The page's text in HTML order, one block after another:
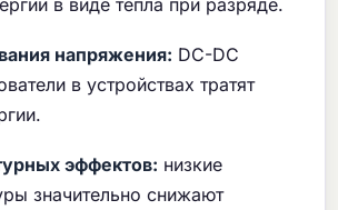
в виде тепла при разряде.
напряжения: DC-DC
в устройствах тратят
эффектов: низкие
значительно снижают